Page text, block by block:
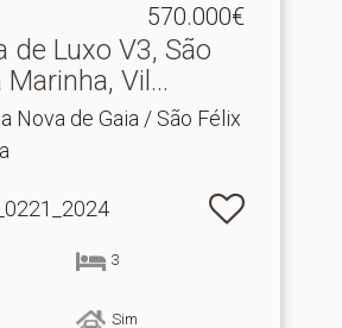
570.000€
de Luxo V3, São
Vil.​..
Nova de Gaia / São Félix
3
Sim